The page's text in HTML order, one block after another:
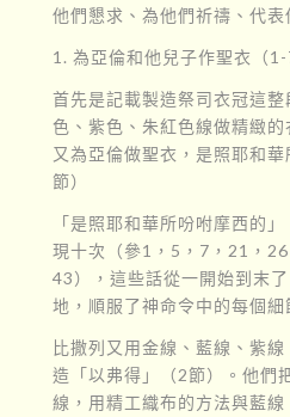
他們懇求、為他們祈禱、代表
1. 為亞倫和他兒子作聖衣（1-
首先是記載製造祭司衣冠這
色、紫色、朱紅色線做精緻的
又為亞倫做聖衣，是照耶和
節）
「是照耶和華所吩咐摩西的
現十次（參1，5，7，21，
43），這些話從一開始到末
地，順服了神命令中的每個細
比撒列又用金線、藍線、紫
造「以弗得」（2節）。他們
線，用精工織布的方法與藍